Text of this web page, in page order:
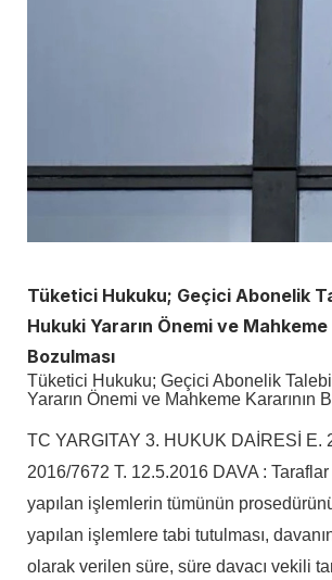
Tüketici Hukuku; Geçici Abonelik
Hukuki Yararın Önemi ve Mahkeme
Bozulması
Tüketici Hukuku; Geçici Abonelik
Yararın Önemi ve Mahkeme Kararının
TC YARGITAY 3. HUKUK DAİRESİ E.
2016/7672 T. 12.5.2016 DAVA : Taraflar
yapılan işlemlerin tümünün
yapılan işlemlere tabi tutulması,
olarak verilen süre, süre davacı vekili